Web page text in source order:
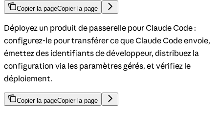
Copier la pageCopier la page
Déployez un produit de passerelle pour Claude Code :
configurez-le pour transférer ce que Claude Code envoie,
émettez des identifiants de développeur, distribuez la
configuration via les paramètres gérés, et vérifiez le
déploiement.
Copier la pageCopier la page